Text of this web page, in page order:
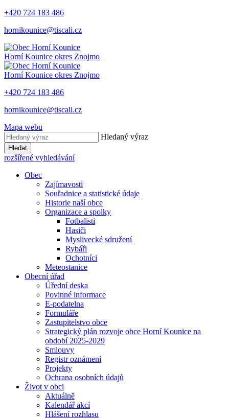
+420 724 183 486
hornikounice@tiscali.cz
Horní Kounice okres Znojmo
Horní Kounice okres Znojmo
+420 724 183 486
hornikounice@tiscali.cz
Mapa webu
Hledaný výraz
Hledat
rozšířené vyhledávání
Obec
Zajímavosti
Souřadnice a statistické údaje
Historie naší obce
Organizace a spolky
Fotbalisti
Hasiči
Myslivecké sdružení
Rybáři
Ochotníci
Meteostanice
Obecní úřad
Úřední deska
Povinné informace
E-podatelna
Formuláře
Zastupitelstvo obce
Strategický plán rozvoje obce Horní Kounice na
období 2025-2029
Smlouvy
Registr oznámení
Projekty
Ochrana osobních údajů
Život v obci
Aktuálně
Kalendář akcí
Hlášení rozhlasu